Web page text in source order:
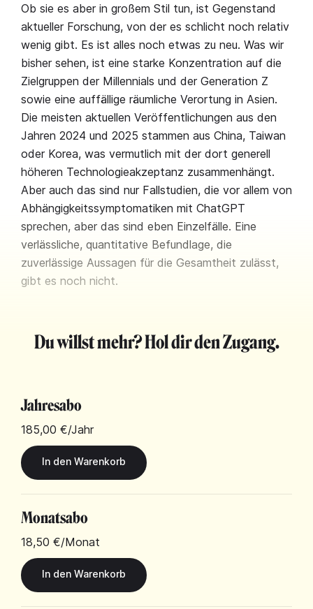
Ob sie es aber in großem Stil tun, ist Gegenstand
aktueller Forschung, von der es schlicht noch relativ
wenig gibt. Es ist alles noch etwas zu neu. Was wir
bisher sehen, ist eine starke Konzentration auf die
Zielgruppen der Millennials und der Generation Z
sowie eine auffällige räumliche Verortung in Asien.
Die meisten aktuellen Veröffentlichungen aus den
Jahren 2024 und 2025 stammen aus China, Taiwan
oder Korea, was vermutlich mit der dort generell
höheren Technologieakzeptanz zusammenhängt.
Aber auch das sind nur Fallstudien, die vor allem von
Abhängigkeitssymptomatiken mit ChatGPT
sprechen, aber das sind eben Einzelfälle. Eine
verlässliche, quantitative Befundlage, die
zuverlässige Aussagen für die Gesamtheit zulässt,
gibt es noch nicht.
Du willst mehr? Hol dir den Zugang.
Jahresabo
185,00 €/Jahr
Monatsabo
18,50 €/Monat